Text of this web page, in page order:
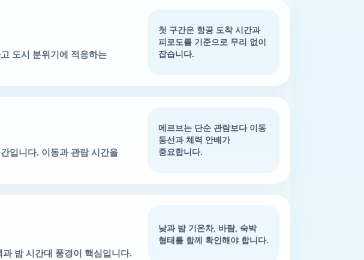
도시 분위기에 적응하는
첫 구간은 항공 도착 시간과
피로도를 기준으로 무리 없이
잡습니다.
입니다. 이동과 관람 시간을
메르브는 단순 관람보다 이동
동선과 체력 안배가
중요합니다.
밤 시간대 풍경이 핵심입니다.
낮과 밤 기온차, 바람, 숙박
형태를 함께 확인해야 합니다.